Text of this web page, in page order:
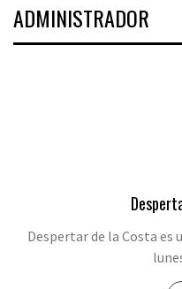
ADMINISTRADOR
Despertar de la Costa es